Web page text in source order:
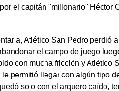
el capitán "millonario" Héctor
Atlético San Pedro perdió
el campo de juego
con mucha fricción y Atlético
permitió llegar con algún tipo
solo con el arquero caído,